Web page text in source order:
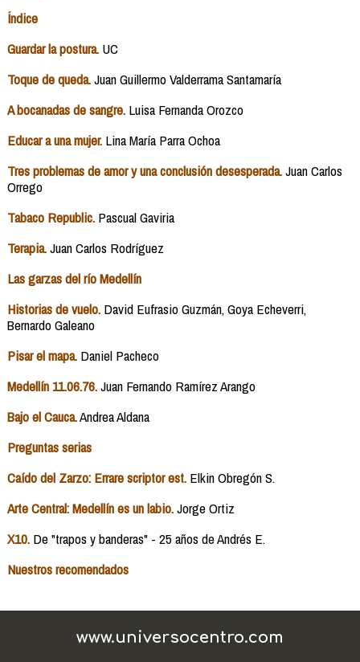
Índice
Guardar la postura.UC
Toque de queda.Juan Guillermo Valderrama Santamaría
A bocanadas de sangre.Luisa Fernanda Orozco
Educar a una mujer.Lina María Parra Ochoa
Tres problemas de amor y una conclusión desesperada.Juan Carlos
Orrego
Tabaco Republic.Pascual Gaviria
Terapia.Juan Carlos Rodríguez
Las garzas del río Medellín
Historias de vuelo.David Eufrasio Guzmán, Goya Echeverri,
Bernardo Galeano
Pisar el mapa.Daniel Pacheco
Medellín 11.06.76.Juan Fernando Ramírez Arango
Bajo el Cauca.Andrea Aldana
Preguntas serias
Caído del Zarzo: Errare scriptor est.Elkin Obregón S.
Arte Central: Medellín es un labio.Jorge Ortiz
X10.De "trapos y banderas" - 25 años de Andrés E.
Nuestros recomendados
www.universocentro.com